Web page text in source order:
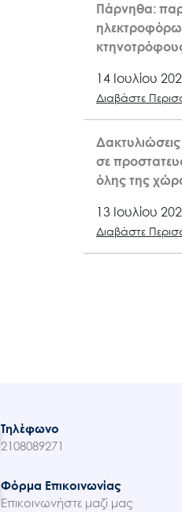
Πάρνηθα:
14 Ιουλίου
Διαβάστε
σε
όλης της
13 Ιουλίου
Διαβάστε
Τηλέφωνο
2108089271
Φόρμα Επικοινωνίας
Επικοινωνήστε μαζί μας